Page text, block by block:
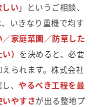
い 」というご相談、
いきなり重機で均す
家庭菜園／防草した
） を決めると、必要
られます。株式会社
し、やるべき工程を最
やすさが出る整地プ